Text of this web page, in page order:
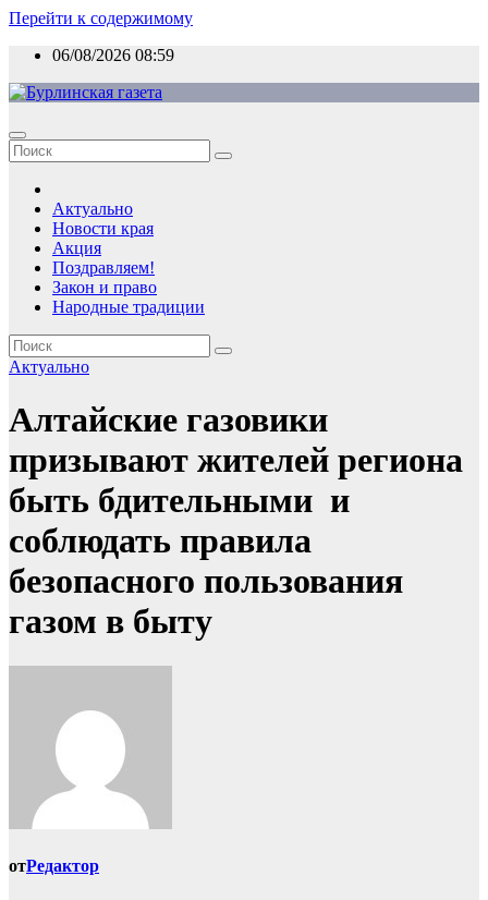
Перейти к содержимому
06/08/2026 08:59
Актуально
Новости края
Акция
Поздравляем!
Закон и право
Народные традиции
Актуально
Алтайские газовики
призывают жителей региона
быть бдительными и
соблюдать правила
безопасного пользования
газом в быту
отРедактор